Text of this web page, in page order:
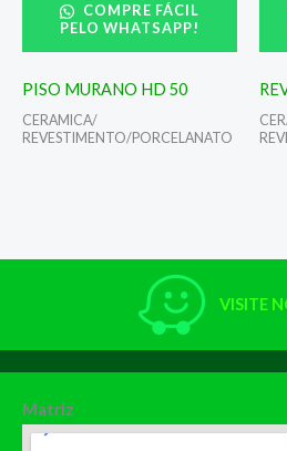
COMPRE FÁCIL
PELO WHATSAPP!
PISO MURANO HD 50
CERAMICA/
REVESTIMENTO/PORCELANATO
VISITE
Matriz